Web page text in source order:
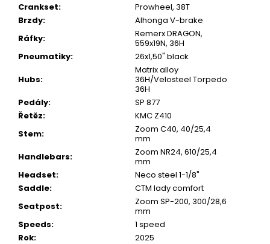
Crankset:
Prowheel, 38T
Brzdy:
Alhonga V-brake
Ráfky:
Remerx DRAGON,
559x19N, 36H
Pneumatiky:
26x1,50" black
Hubs:
Matrix alloy
36H/Velosteel Torpedo
36H
Pedály:
SP 877
Řetěz:
KMC Z410
Stem:
Zoom C40, 40/25,4
mm
Handlebars:
Zoom NR24, 610/25,4
mm
Headset:
Neco steel 1-1/8"
Saddle:
CTM lady comfort
Seatpost:
Zoom SP-200, 300/28,6
mm
Speeds:
1 speed
Rok:
2025
LESKLÁ
ČIERNA
€2
Pôvodne:
299,99